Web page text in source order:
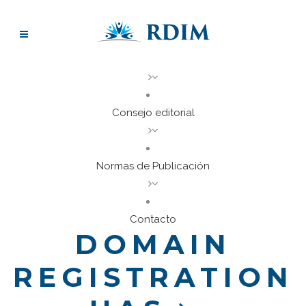
Consejo editorial
Normas de Publicación
Contacto
DOMAIN
REGISTRATION